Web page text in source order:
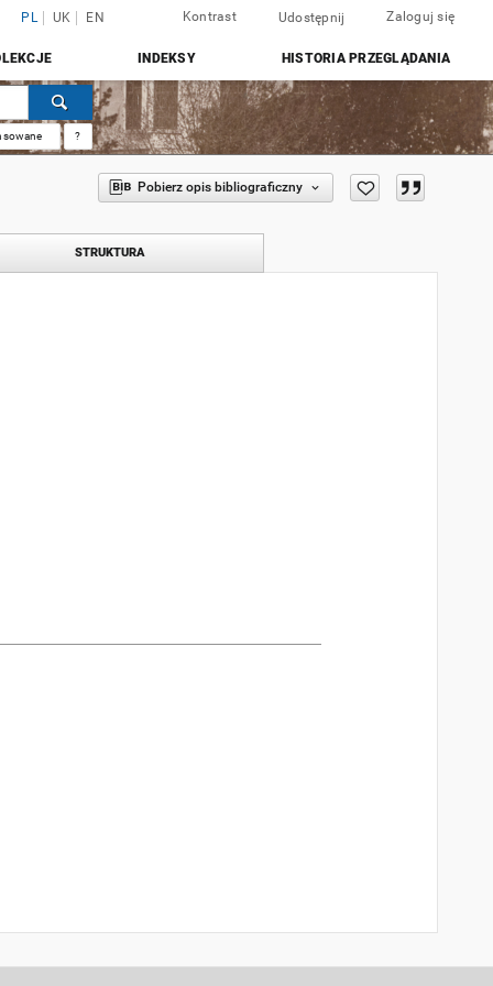
PL UK EN Kontrast Udostępnij Zaloguj się
INDEKSY HISTORIA PRZEGLĄDANIA
?
Pobierz opis bibliograficzny
STRUKTURA